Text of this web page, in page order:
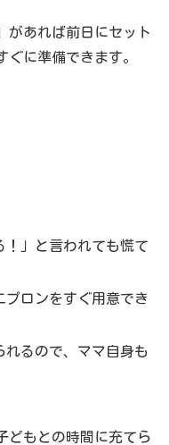
があれば前日にセット
ぐに準備できます。
！」と言われても慌て
ロンをすぐ用意でき
れるので、ママ自身も
どもとの時間に充てら